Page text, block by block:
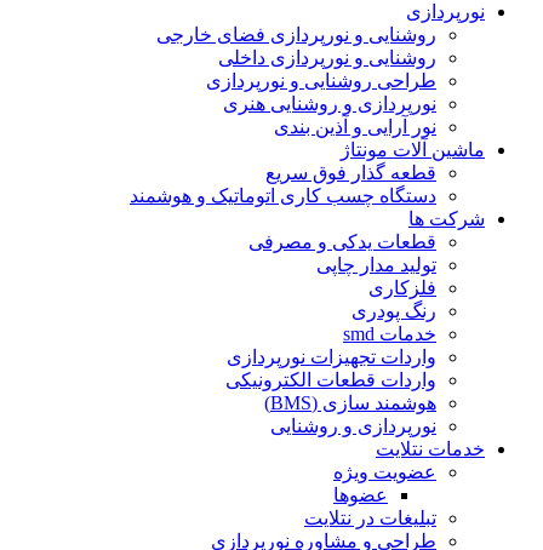
نورپردازی
روشنایی و نورپردازی فضای خارجی
روشنایی و نورپردازی داخلی
طراحی روشنایی و نورپردازی
نورپردازی و روشنایی هنری
نور آرایی و آذین بندی
ماشین آلات مونتاژ
قطعه گذار فوق سریع
دستگاه چسب کاری اتوماتیک و هوشمند
شرکت ها
قطعات یدکی و مصرفی
تولید مدار چاپی
فلزکاری
رنگ پودری
خدمات smd
واردات تجهیزات نورپردازی
واردات قطعات الکترونیکی
هوشمند سازی (BMS)
نورپردازی و روشنایی
خدمات نتلایت
عضویت ویژه
عضوها
تبلیغات در نتلایت
طراحی و مشاوره نورپردازی